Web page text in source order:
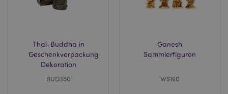
Thai-Buddha in
Geschenkverpackung
Dekoration
BUD350
Ganesh
Sammlerfiguren
WS160